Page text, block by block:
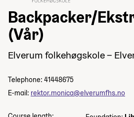
Backpacker/
(Vår)
Elverum folkehøgskole –
Telephone: 41448675
E-mail: rektor.monica@elverumfhs.no